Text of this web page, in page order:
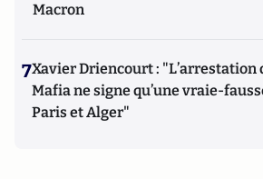
Macron
7Xavier Driencourt : "L’arrestation
Mafia ne signe qu’une vraie-
Paris et Alger"